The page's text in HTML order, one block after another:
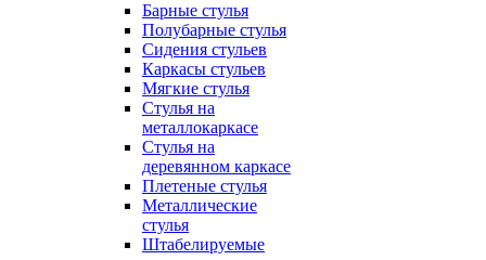
Барные стулья
Полубарные стулья
Сидения стульев
Каркасы стульев
Мягкие стулья
Стулья на
металлокаркасе
Стулья на
деревянном каркасе
Плетеные стулья
Металлические
стулья
Штабелируемые